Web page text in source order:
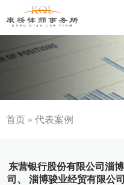
首页 » 代表案例
东营银行股份有限公司淄
司、 淄博骏业经贸有限公